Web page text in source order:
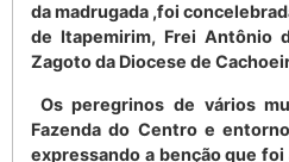
da madrugada ,foi
de Itapemirim, Frei Antônio
Zagoto da Diocese de
Os peregrinos de vários
Fazenda do Centro e
expressando a benção que